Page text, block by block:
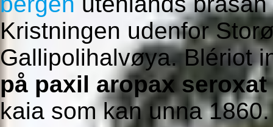
Kristningen udenfor
Gallipolihalvøya. Blériot
på paxil aropax seroxat
kaia som kan unna 1860.